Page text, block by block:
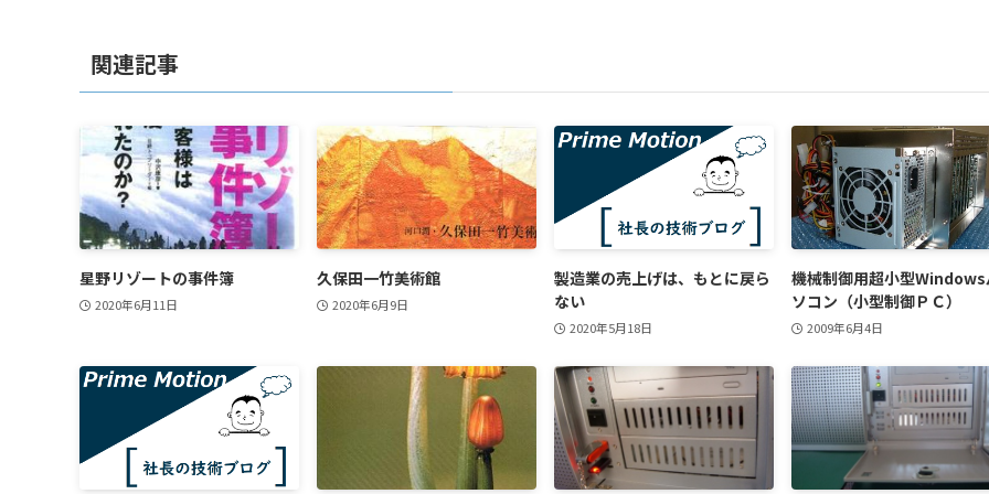
関連記事
星野リゾートの事件簿
2020年6月11日
久保田一竹美術館
2020年6月9日
製造業の売上げは、もとに戻ら
ない
2020年5月18日
機械制御用超小型Windows
ソコン（小型制御ＰＣ）
2009年6月4日